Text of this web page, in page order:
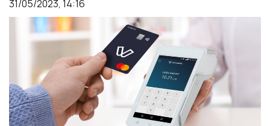
31/05/2023, 14:16